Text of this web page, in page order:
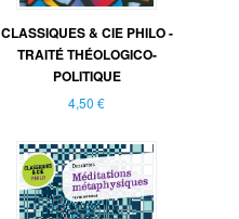
CLASSIQUES & CIE PHILO -
TRAITÉ THÉOLOGICO-
POLITIQUE
4,50 €